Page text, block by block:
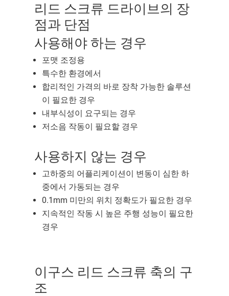
리드 스크류 드라이브의 장
점과 단점
사용해야 하는 경우
포맷 조정용
특수한 환경에서
합리적인 가격의 바로 장착 가능한 솔루션
이 필요한 경우
내부식성이 요구되는 경우
저소음 작동이 필요할 경우
사용하지 않는 경우
고하중의 어플리케이션이 변동이 심한 하
중에서 가동되는 경우
0.1mm 미만의 위치 정확도가 필요한 경우
지속적인 작동 시 높은 주행 성능이 필요한
경우
이구스 리드 스크류 축의 구
조